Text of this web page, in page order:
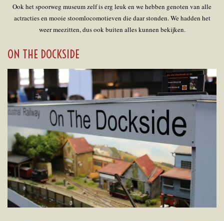
Ook het spoorweg museum zelf is erg leuk en we hebben genoten van alle
actracties en mooie stoomlocomotieven die daar stonden. We hadden het
weer meezitten, dus ook buiten alles kunnen bekijken.
ON THE DOCKSIDE